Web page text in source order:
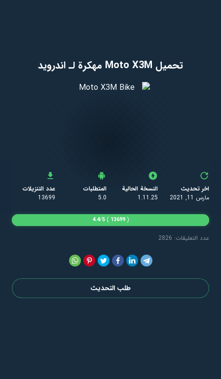
تحميل Moto X3M مهكرة لـ اندرويد
اخر تحديث
مارس 11, 2021
النسخة الحالية
1.11.25
المتطلبات
5.0
عدد التنزيلات
13699
عدد التعليقات: 2826
(
13699
)
4.4/5
طلب التحديث